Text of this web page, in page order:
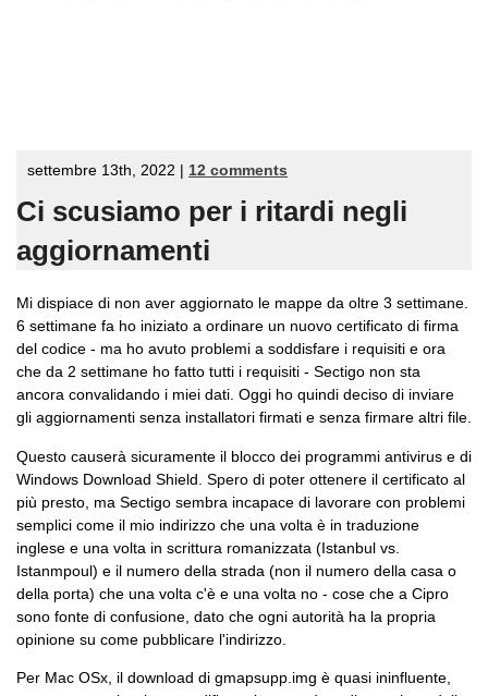
settembre 13th, 2022 | 12 comments
Ci scusiamo per i ritardi negli
aggiornamenti
Mi dispiace di non aver aggiornato le mappe da oltre 3 settimane.
6 settimane fa ho iniziato a ordinare un nuovo certificato di firma
del codice - ma ho avuto problemi a soddisfare i requisiti e ora
che da 2 settimane ho fatto tutti i requisiti - Sectigo non sta
ancora convalidando i miei dati. Oggi ho quindi deciso di inviare
gli aggiornamenti senza installatori firmati e senza firmare altri file.
Questo causerà sicuramente il blocco dei programmi antivirus e di
Windows Download Shield. Spero di poter ottenere il certificato al
più presto, ma Sectigo sembra incapace di lavorare con problemi
semplici come il mio indirizzo che una volta è in traduzione
inglese e una volta in scrittura romanizzata (Istanbul vs.
Istanmpoul) e il numero della strada (non il numero della casa o
della porta) che una volta c'è e una volta no - cose che a Cipro
sono fonte di confusione, dato che ogni autorità ha la propria
opinione su come pubblicare l'indirizzo.
Per Mac OSx, il download di gmapsupp.img è quasi ininfluente,